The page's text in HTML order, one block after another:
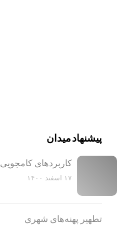
پیشنهاد میدان
کاربرد‌های کامجویی
۱۷ اسفند ۱۴۰۰
تطهیر پهنه‌های شهری